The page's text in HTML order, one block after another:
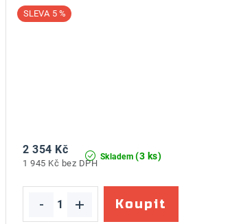
5 %
Skladem (3 ks)
1 945 Kč bez DPH
2 354 Kč